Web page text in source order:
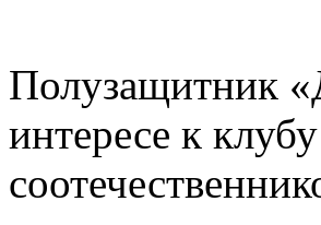
Полузащитник
интересе к